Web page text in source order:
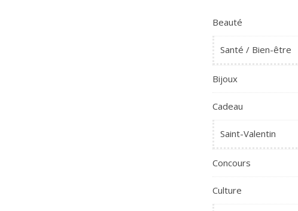
Beauté
Santé / Bien-être
Bijoux
Cadeau
Saint-Valentin
Concours
Culture